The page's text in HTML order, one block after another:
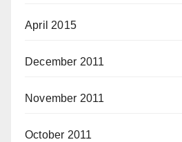
April 2015
December 2011
November 2011
October 2011